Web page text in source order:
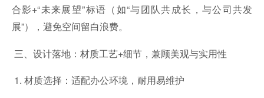
合影+“未来展望”标语（如“与团队共成长，与公司共发
展”），避免空间留白浪费。
三、设计落地：材质工艺+细节，兼顾美观与实用性
1. 材质选择：适配办公环境，耐用易维护